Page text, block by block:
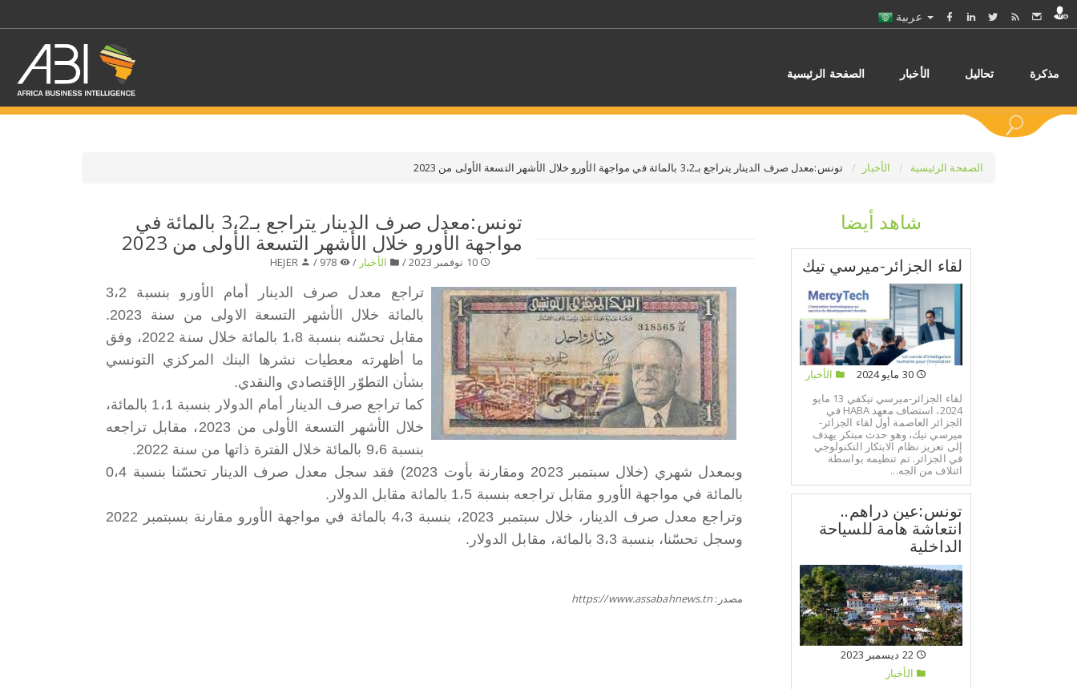
الصفحة الرئيسية الأخبار تحاليل مذكرة
اختر قطاع / القطاعات
حدد الفرع حدد الفئة
الصفحة الرئيسية الأخبار تونس:معدل صرف الدينار يتراجع بـ3،2 بالمائة في مواجهة الأورو خلال الأشهر التسعة الأولى من 2023
تونس:معدل صرف الدينار يتراجع بـ3،2 بالمائة في
مواجهة الأورو خلال الأشهر التسعة الأولى من 2023
10 نوفمبر 2023 / الأخبار /
تراجع معدل صرف الدينار أمام الأورو بنسبة 3،2
بالمائة خلال الأشهر التسعة الاولى من سنة 2023.
مقابل تحسّنه بنسبة 1،8 بالمائة خلال سنة 2022، وفق
ما أظهرته معطيات نشرها البنك المركزي التونسي
بشأن التطوّر الإقتصادي والنقدي.
كما تراجع صرف الدينار أمام الدولار بنسبة 1،1 بالمائة،
خلال الأشهر التسعة الأولى من 2023، مقابل تراجعه
بنسبة 9،6 بالمائة خلال الفترة ذاتها من سنة 2022.
وبمعدل شهري (خلال سبتمبر 2023 ومقارنة بأوت 2023) فقد سجل معدل صرف الدينار تحسّنا بنسبة 0،4
بالمائة في مواجهة الأورو مقابل تراجعه بنسبة 1،5 بالمائة مقابل الدولار.
وتراجع معدل صرف الدينار، خلال سبتمبر 2023، بنسبة 4،3 بالمائة في مواجهة الأورو مقارنة بسبتمبر 2022
وسجل تحسّنا، بنسبة 3،3 بالمائة، مقابل الدولار.
مصدر: https://www.assabahnews.tn
شاهد أيضا
لقاء الجزائر-ميرسي تيك
30 مايو 2024
الأخبار
لقاء الجزائر-ميرسي تيكفي 13 مايو
2024، استضاف معهد HABA في
الجزائر العاصمة أول لقاء الجزائر-
ميرسي تيك، وهو حدث مبتكر يهدف
إلى تعزيز نظام الابتكار التكنولوجي
في الجزائر. تم تنظيمه بواسطة
ائتلاف من الجه...
تونس:عين دراهم..
انتعاشة هامة للسياحة
الداخلية
22 ديسمبر 2023
الأخبار